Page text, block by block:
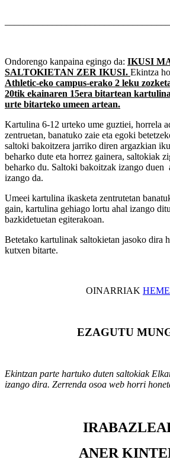
Ondorengo kanpaina egingo da: IKUSI
SALTOKIETAN ZER IKUSI. Ekintza
Athletic-eko campus-erako 2 leku
20tik ekainaren 15era bitartean
urte bitarteko umeen artean.
Kartulina 6-12 urteko ume guztiei, horrela
zentruetan, banatuko zaie eta egoki
saltoki bakoitzera jarriko diren argazkian
beharko dute eta horrez gainera, saltokiak
beharko du. Saltoki bakoitzak izango duen
izango da.
Umeei kartulina ikasketa zentrutetan
gain, kartulina gehiago lortu ahal izango
bazkidetuetan egiterakoan.
Betetako kartulinak saltokietan jasoko dira
kutxen bitarte.
OINARRIAK
EZAGUTU
Ekintzan parte hartuko duten saltokiak
izango dira. Zerrenda osoa web horri
ANER